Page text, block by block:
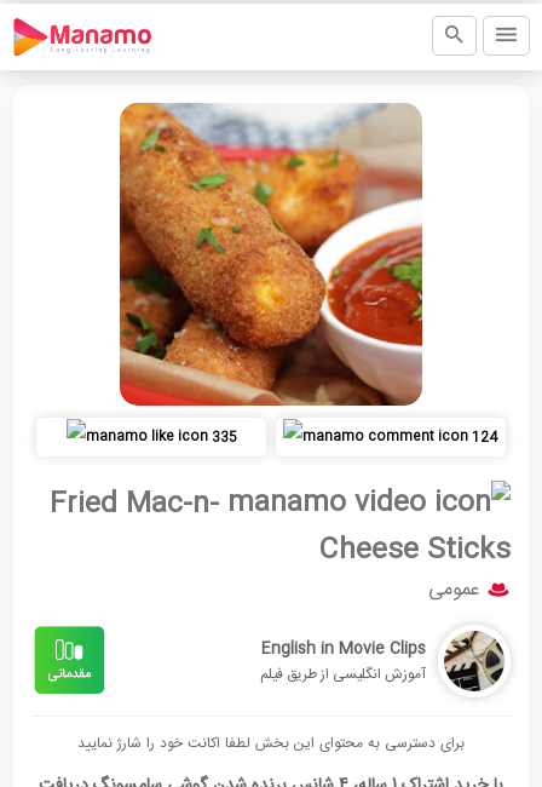
335 124
Fried Mac-n-
Cheese Sticks
عمومی
English in Movie Clips
آموزش انگلیسی از طریق فیلم
برای دسترسی به محتوای این بخش لطفا اکانت خود را شارژ نمایید